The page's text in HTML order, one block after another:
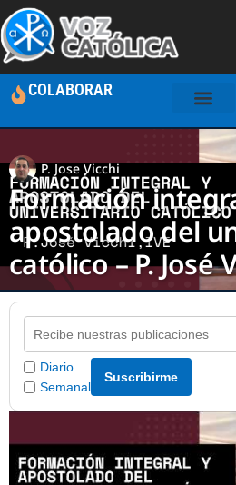
COLABORAR
P. Jose Vicchi
Formación
apostolado del
católico – P. José
Diario
Semanal
Suscribirme